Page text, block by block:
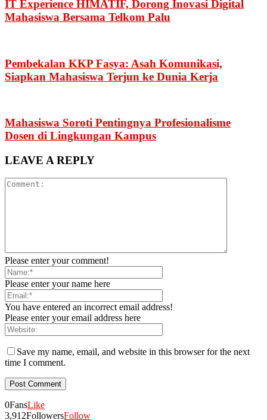
IT Experience HIMATIF, Dorong Inovasi Digital
Mahasiswa Bersama Telkom Palu
Pembekalan KKP Fasya: Asah Komunikasi,
Siapkan Mahasiswa Terjun ke Dunia Kerja
Mahasiswa Soroti Pentingnya Profesionalisme
Dosen di Lingkungan Kampus
LEAVE A REPLY
Please enter your comment!
Please enter your name here
You have entered an incorrect email address!
Please enter your email address here
Save my name, email, and website in this browser for the next
time I comment.
0FansLike
3,912FollowersFollow